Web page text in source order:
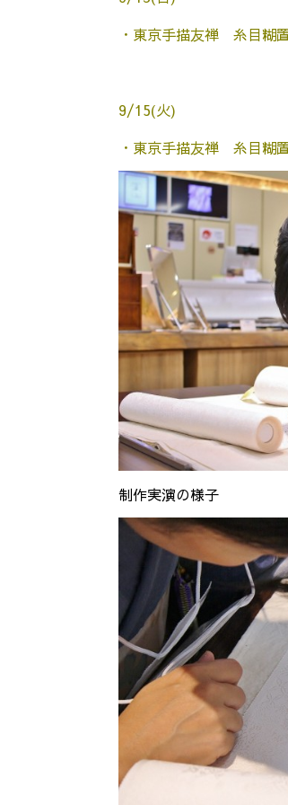
・東京手描友禅 糸目糊
9/15(火)
・東京手描友禅 糸目糊
制作実演の様子